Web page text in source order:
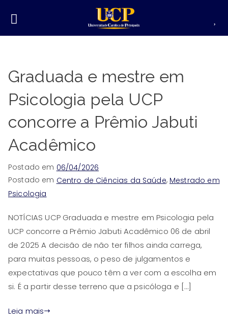
Graduada e mestre em
Psicologia pela UCP
concorre a Prêmio Jabuti
Acadêmico
Postado em 06/04/2026
Postado em Centro de Ciências da Saúde, Mestrado em
Psicologia
NOTÍCIAS UCP Graduada e mestre em Psicologia pela
UCP concorre a Prêmio Jabuti Acadêmico 06 de abril
de 2025 A decisão de não ter filhos ainda carrega,
para muitas pessoas, o peso de julgamentos e
expectativas que pouco têm a ver com a escolha em
si. É a partir desse terreno que a psicóloga e […]
Leia mais